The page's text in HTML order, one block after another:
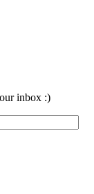
inbox :)